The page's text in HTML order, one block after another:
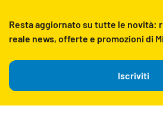
Resta aggiornato su tutte le novità:
reale news, offerte e promozioni di
Iscriviti